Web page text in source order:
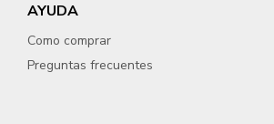
AYUDA
Como comprar
Preguntas frecuentes